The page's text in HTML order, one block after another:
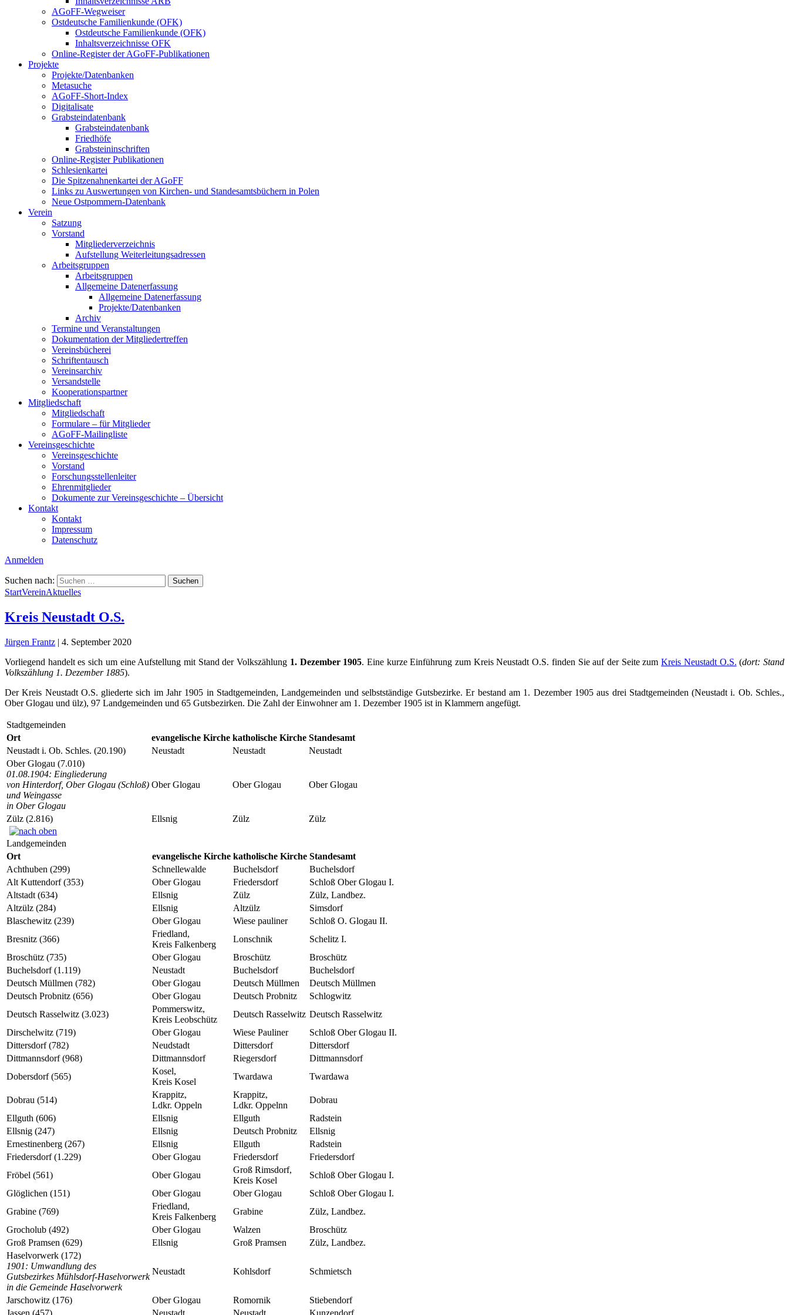
AGoFF-Wegweiser
Ostdeutsche Familienkunde (OFK)
Ostdeutsche Familienkunde (OFK)
Inhaltsverzeichnisse OFK
Online-Register der AGoFF-Publikationen
Projekte
Projekte/Datenbanken
Metasuche
AGoFF-Short-Index
Digitalisate
Grabsteindatenbank
Grabsteindatenbank
Friedhöfe
Grabsteininschriften
Online-Register Publikationen
Schlesienkartei
Die Spitzenahnenkartei der AGoFF
Links zu Auswertungen von Kirchen- und Standesamtsbüchern in Polen
Neue Ostpommern-Datenbank
Verein
Satzung
Vorstand
Mitgliederverzeichnis
Aufstellung Weiterleitungsadressen
Arbeitsgruppen
Arbeitsgruppen
Allgemeine Datenerfassung
Allgemeine Datenerfassung
Projekte/Datenbanken
Archiv
Termine und Veranstaltungen
Dokumentation der Mitgliedertreffen
Vereinsbücherei
Schriftentausch
Vereinsarchiv
Versandstelle
Kooperationspartner
Mitgliedschaft
Mitgliedschaft
Formulare – für Mitglieder
AGoFF-Mailingliste
Vereinsgeschichte
Vereinsgeschichte
Vorstand
Forschungsstellenleiter
Ehrenmitglieder
Dokumente zur Vereinsgeschichte – Übersicht
Kontakt
Kontakt
Impressum
Datenschutz
Anmelden
Suchen nach:
StartVereinAktuelles
Kreis Neustadt O.S.
Jürgen Frantz | 4. September 2020
Vorliegend handelt es sich um eine Aufstellung mit Stand der Volkszählung 1. Dezember 1905. Eine kurze Einführung zum Kreis Neustadt O.S. finden Sie auf der Seite zumKreis Neustadt O.S. (dort: Stand
Volkszählung 1. Dezember 1885).
Der Kreis Neustadt O.S. gliederte sich im Jahr 1905 in Stadtgemeinden, Landgemeinden und selbstständige Gutsbezirke. Er bestand am 1. Dezember 1905 aus drei Stadtgemeinden (Neustadt i. Ob. Schles.,
Ober Glogau und ülz), 97 Landgemeinden und 65 Gutsbezirken. Die Zahl der Einwohner am 1. Dezember 1905 ist in Klammern angefügt.
Stadtgemeinden
Ort
evangelische Kirche katholische Kirche Standesamt
Neustadt i. Ob. Schles. (20.190)
Neustadt Neustadt
Neustadt
Ober Glogau (7.010)
01.08.1904: Eingliederung
von Hinterdorf, Ober Glogau (Schloß)
und Weingasse
in Ober Glogau
Ober Glogau Ober Glogau Ober Glogau
Zülz (2.816) Ellsnig Zülz Zülz
Landgemeinden
Ort
evangelische Kirche katholische Kirche Standesamt
Achthuben (299)
Schnellewalde Buchelsdorf
Buchelsdorf
Alt Kuttendorf (353)
Ober Glogau Friedersdorf
Schloß Ober Glogau I.
Altstadt (634)
Ellsnig Zülz
Zülz, Landbez.
Altzülz (284)
Ellsnig Altzülz
Simsdorf
Blaschewitz (239)
Ober Glogau Wiese pauliner
Schloß O. Glogau II.
Bresnitz (366)
Friedland,
Kreis Falkenberg
Lonschnik
Schelitz I.
Broschütz (735)
Ober Glogau Broschütz
Broschütz
Buchelsdorf (1.119)
Neustadt Buchelsdorf
Buchelsdorf
Deutsch Müllmen (782)
Ober Glogau Deutsch Müllmen
Deutsch Müllmen
Deutsch Probnitz (656)
Ober Glogau Deutsch Probnitz
Schlogwitz
Deutsch Rasselwitz (3.023)
Pommerswitz,
Kreis Leobschütz
Deutsch Rasselwitz Deutsch Rasselwitz
Dirschelwitz (719)
Ober Glogau Wiese Pauliner
Schloß Ober Glogau II.
Dittersdorf (782)
Neudstadt Dittersdorf
Dittersdorf
Dittmannsdorf (968)
Dittmannsdorf Riegersdorf
Dittmannsdorf
Dobersdorf (565)
Kosel,
Kreis Kosel
Twardawa Twardawa
Dobrau (514)
Krappitz,
Ldkr. Oppeln
Krappitz,
Ldkr. Oppelnn
Dobrau
Ellguth (606)
Ellsnig Ellguth
Radstein
Ellsnig (247)
Ellsnig Deutsch Probnitz
Ellsnig
Ernestinenberg (267)
Ellsnig Ellguth
Radstein
Friedersdorf (1.229)
Ober Glogau Friedersdorf
Friedersdorf
Fröbel (561)
Ober Glogau
Groß Rimsdorf,
Kreis Kosel
Schloß Ober Glogau I.
Glöglichen (151)
Ober Glogau Ober Glogau
Schloß Ober Glogau I.
Grabine (769)
Friedland,
Kreis Falkenberg
Grabine
Zülz, Landbez.
Grocholub (492)
Ober Glogau Walzen
Broschütz
Groß Pramsen (629)
Ellsnig Groß Pramsen
Zülz, Landbez.
Haselvorwerk (172)
1901: Umwandlung des
Gutsbezirkes Mühlsdorf-Haselvorwerk
in die Gemeinde Haselvorwerk
Neustadt Kohlsdorf Schmietsch
Jarschowitz (176) Ober Glogau Romornik
Stiebendorf
Jassen (457)
Neustadt Neustadt Kunzendorf